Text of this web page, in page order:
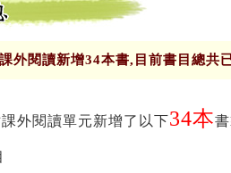
外閱讀新增34本書,目前書目總共
外閱讀單元新增了以下34本